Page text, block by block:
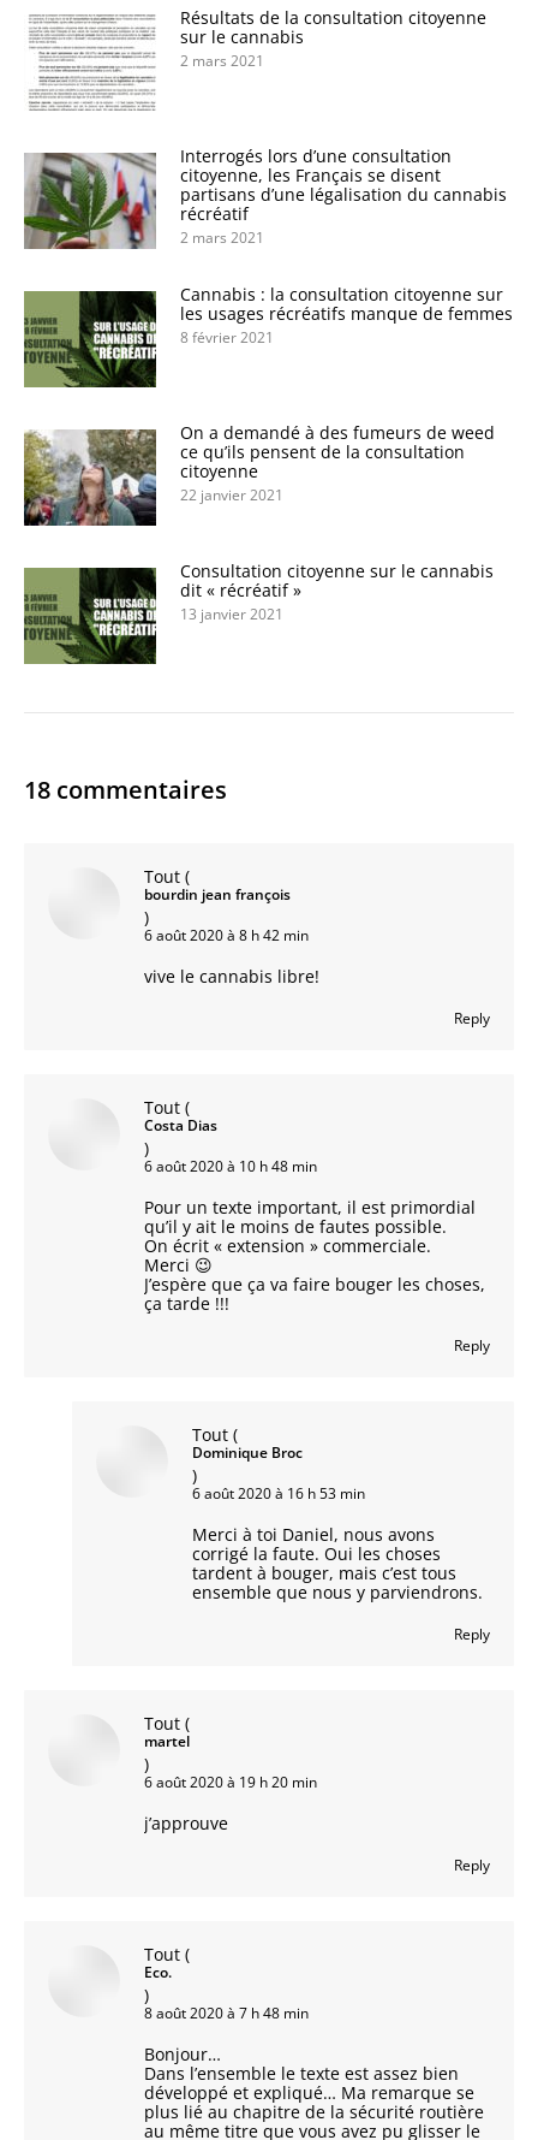
Résultats de la consultation citoyenne
sur le cannabis
2 mars 2021
Interrogés lors d’une consultation
citoyenne, les Français se disent
partisans d’une légalisation du cannabis
récréatif
2 mars 2021
Cannabis : la consultation citoyenne sur
les usages récréatifs manque de femmes
8 février 2021
On a demandé à des fumeurs de weed
ce qu’ils pensent de la consultation
citoyenne
22 janvier 2021
Consultation citoyenne sur le cannabis
dit « récréatif »
13 janvier 2021
18 commentaires
Tout (
bourdin jean françois
)
6 août 2020 à 8 h 42 min
vive le cannabis libre!
Reply
Tout (
Costa Dias
)
6 août 2020 à 10 h 48 min
Pour un texte important, il est primordial
qu’il y ait le moins de fautes possible.
On écrit « extension » commerciale.
Merci 😉
J’espère que ça va faire bouger les choses,
ça tarde !!!
Reply
Tout (
Dominique Broc
)
6 août 2020 à 16 h 53 min
Merci à toi Daniel, nous avons
corrigé la faute. Oui les choses
tardent à bouger, mais c’est tous
ensemble que nous y parviendrons.
Reply
Tout (
martel
)
6 août 2020 à 19 h 20 min
j’approuve
Reply
Tout (
Eco.
)
8 août 2020 à 7 h 48 min
Bonjour…
Dans l’ensemble le texte est assez bien
développé et expliqué… Ma remarque se
plus lié au chapitre de la sécurité routière
au même titre que vous avez pu glisser le